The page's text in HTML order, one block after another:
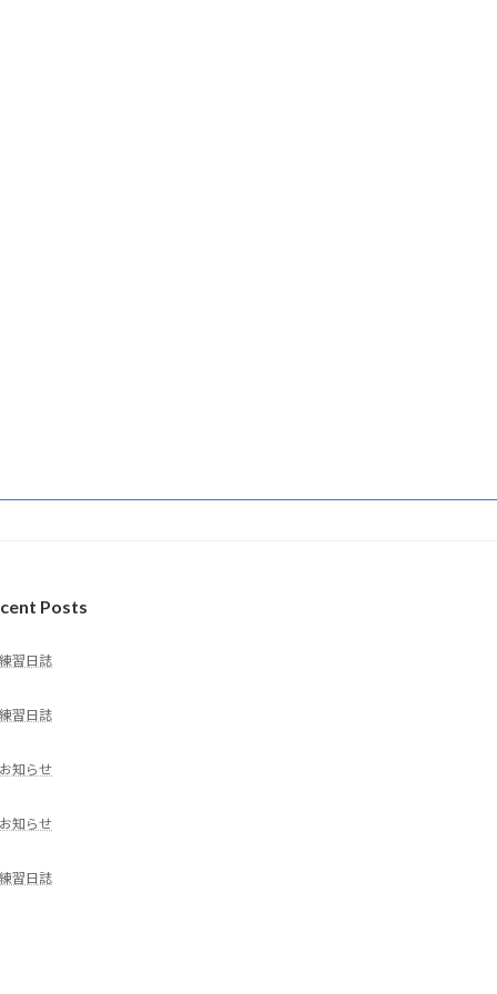
Posts
練習日誌
練習日誌
お知らせ
お知らせ
練習日誌